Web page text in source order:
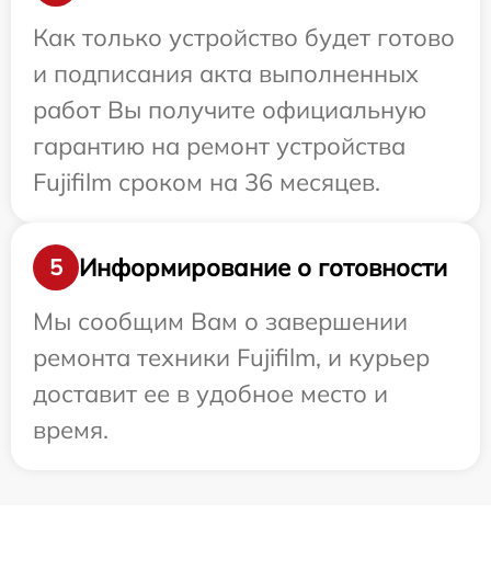
Как только устройство будет готово
и подписания акта выполненных
работ Вы получите официальную
гарантию на ремонт устройства
Fujifilm сроком на 36 месяцев.
5
Информирование о готовности
Мы сообщим Вам о завершении
ремонта техники Fujifilm, и курьер
доставит ее в удобное место и
время.